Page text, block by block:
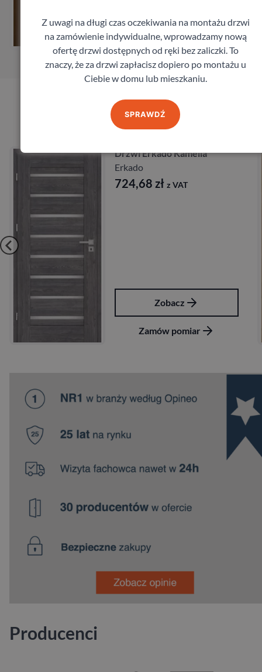
Zamów pomiar
Produkty marki Erkado
Drzwi Erkado Kamelia
Erkado
724,68 zł z VAT
Zobacz
Zamów pomiar
Producenci
Z uwagi na długi czas oczekiwania na montażu drzwi
na zamówienie indywidualne, wprowadzamy nową
ofertę drzwi dostępnych od ręki bez zaliczki. To
znaczy, że za drzwi zapłacisz dopiero po montażu u
Ciebie w domu lub mieszkaniu.
SPRAWDŹ